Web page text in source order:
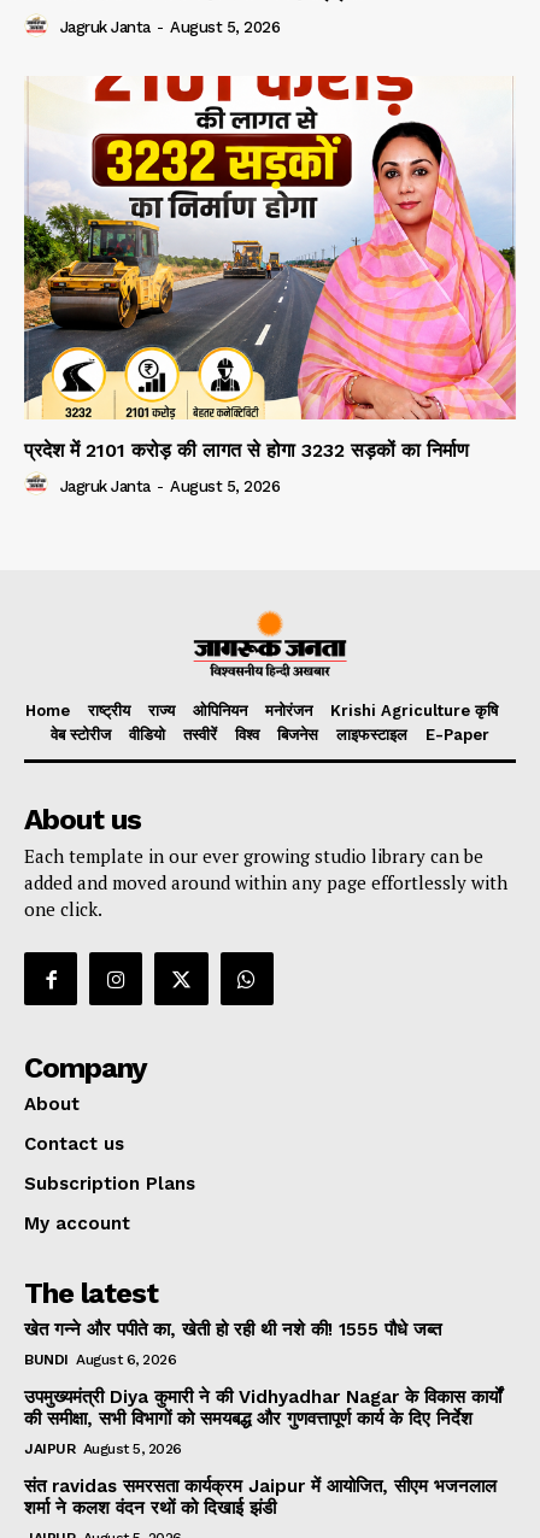
Jagruk Janta - August 5, 2026
प्रदेश में 2101 करोड़ की लागत से होगा 3232 सड़कों का निर्माण
Jagruk Janta - August 5, 2026
Home राष्ट्रीय राज्य ओपिनियन मनोरंजन
Krishi Agriculture कृषि
वेब स्टोरीज
वीडियो तस्वीरें विश्व बिजनेस लाइफस्टाइल E-Paper
About us
Each template in our ever growing studio library can be
added and moved around within any page effortlessly with
one click.
Company
About
Contact us
Subscription Plans
My account
The latest
खेत गन्ने और पपीते का, खेती हो रही थी नशे की! 1555 पौधे जब्त
BUNDI August 6, 2026
उपमुख्यमंत्री Diya कुमारी ने की Vidhyadhar Nagar के विकास कार्यों
की समीक्षा, सभी विभागों को समयबद्ध और गुणवत्तापूर्ण कार्य के दिए निर्देश
JAIPUR August 5, 2026
संत ravidas समरसता कार्यक्रम Jaipur में आयोजित, सीएम भजनलाल
शर्मा ने कलश वंदन रथों को दिखाई झंडी